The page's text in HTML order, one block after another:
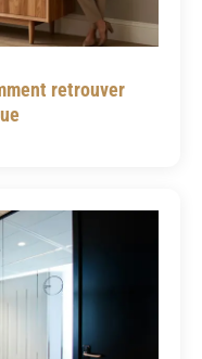
retrouver